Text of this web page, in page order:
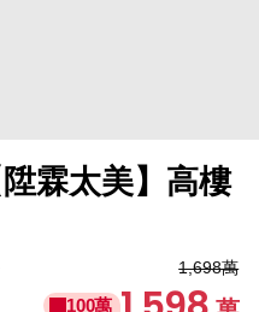
霖太美】高樓
1,698萬
100萬